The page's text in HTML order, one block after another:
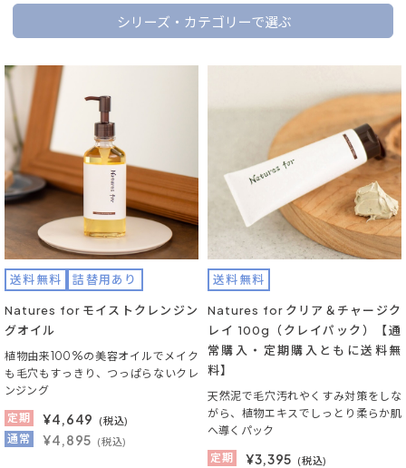
シリーズ・カテゴリーで選ぶ
送料無料 詰替用あり
Natures for モイストクレンジン
グオイル
植物由来100%の美容オイルでメイク
も毛穴もすっきり、つっぱらないクレ
ンジング
定期
¥4,649 (税込)
通常 ¥4,895 (税込)
送料無料
Natures for クリア＆チャージク
レイ 100g（クレイパック）【通
常購入・定期購入ともに送料無
料】
天然泥で毛穴汚れやくすみ対策をしな
がら、植物エキスでしっとり柔らか肌
へ導くパック
定期
¥3,395 (税込)